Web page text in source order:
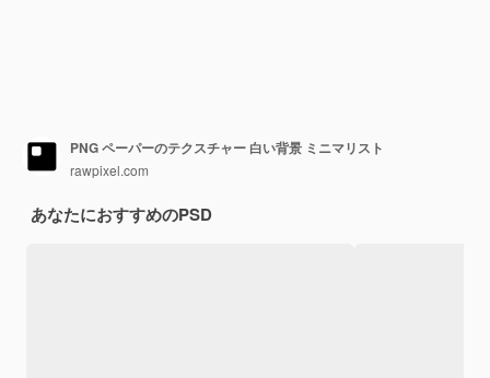
PNG ペーパーのテクスチャー 白い背景 ミニマリスト
rawpixel.com
あなたにおすすめのPSD